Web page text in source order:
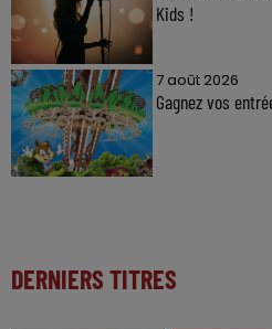
Kids !
7 août 2026
Gagnez vos
DERNIERS TITRES